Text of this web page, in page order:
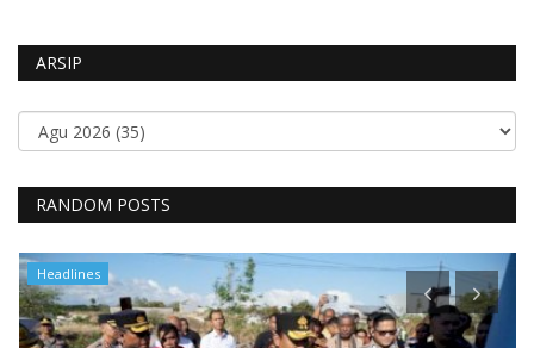
ARSIP
RANDOM POSTS
Headlines